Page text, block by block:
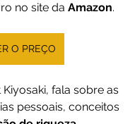
no site da Amazon.
O PREÇO
fala sobre as
pessoais, conceitos